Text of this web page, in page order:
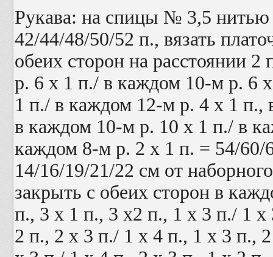
Рукава: на спицы № 3,5
42/44/48/50/52 п., вязать
обеих сторон на расстоянии
р. 6 х 1 п./ в каждом 10-м р. 6
1 п./ в каждом 12-м р. 4 х 1
в каждом 10-м р. 10 х 1 п./ в
каждом 8-м р. 2 х 1 п. = 54/60/
14/16/19/21/22 см от
закрыть с обеих сторон в
п., 3 х 1 п., 3 х2 п., 1 х 3 п./ 1
2 п., 2 х 3 п./ 1 х 4 п., 1 х 3 п.,